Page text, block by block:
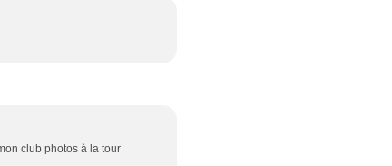
club photos à la tour